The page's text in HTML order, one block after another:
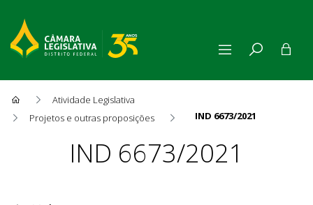
Atividade Legislativa
Projetos e outras proposições
IND 6673/2021
ProposiçãoIND 6673/2021